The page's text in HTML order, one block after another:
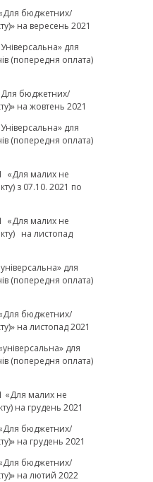
бюджетних/
на вересень 2021
для
(попередня оплата)
бюджетних/
на жовтень 2021
для
(попередня оплата)
«Для малих не
з 07.10. 2021 по
«Для малих не
на листопад
для
(попередня оплата)
бюджетних/
на листопад 2021
для
(попередня оплата)
«Для малих не
на грудень 2021
бюджетних/
на грудень 2021
бюджетних/
на лютий 2022